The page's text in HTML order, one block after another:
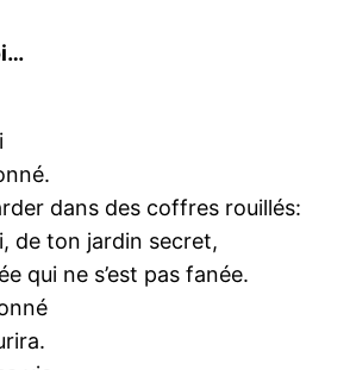
dans des coffres rouillés:
de ton jardin secret,
qui ne s’est pas fanée.